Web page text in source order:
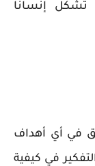
تشكل إنسانًا
في أي أهداف
في كيفية